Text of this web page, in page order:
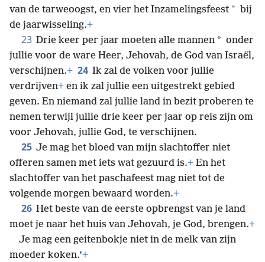
van de tarweoogst, en vier het Inzamelingsfeest * bij
de jaarwisseling.+
23 Drie keer per jaar moeten alle mannen * onder
jullie voor de ware Heer, Jehovah, de God van Israël,
verschijnen.+ 24 Ik zal de volken voor jullie
verdrijven+ en ik zal jullie een uitgestrekt gebied
geven. En niemand zal jullie land in bezit proberen te
nemen terwijl jullie drie keer per jaar op reis zijn om
voor Jehovah, jullie God, te verschijnen.
25 Je mag het bloed van mijn slachtoffer niet
offeren samen met iets wat gezuurd is.+ En het
slachtoffer van het paschafeest mag niet tot de
volgende morgen bewaard worden.+
26 Het beste van de eerste opbrengst van je land
moet je naar het huis van Jehovah, je God, brengen.+
Je mag een geitenbokje niet in de melk van zijn
moeder koken.’+